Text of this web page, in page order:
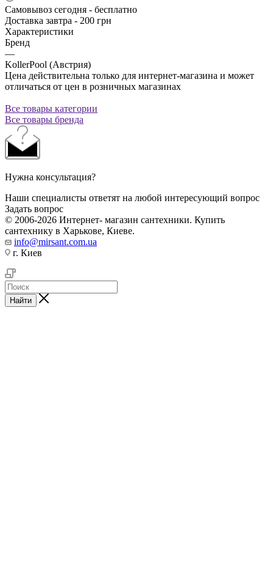
Самовывоз сегодня - бесплатно
Доставка завтра - 200 грн
Характеристики
Бренд
—
KollerPool (Австрия)
Цена действительна только для интернет-магазина и может
отличаться от цен в розничных магазинах
Все товары категории
Все товары бренда
Нужна консультация?
Наши специалисты ответят на любой интересующий вопрос
Задать вопрос
© 2006-2026 Интернет- магазин сантехники. Купить
сантехнику в Харькове, Киеве.
info@mirsant.com.ua
г. Киев
Найти